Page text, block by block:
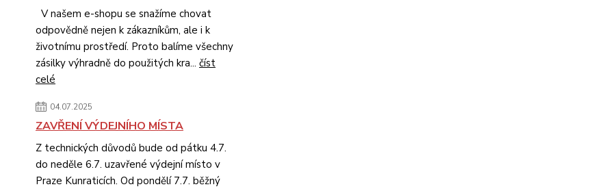
V našem e-shopu se snažíme chovat
odpovědně nejen k zákazníkům, ale i k
životnímu prostředí. Proto balíme všechny
zásilky výhradně do použitých kra... číst
celé
04.07.2025
ZAVŘENÍ VÝDEJNÍHO MÍSTA
Z technických důvodů bude od pátku 4.7.
do neděle 6.7. uzavřené výdejní místo v
Praze Kunraticích. Od pondělí 7.7. běžný